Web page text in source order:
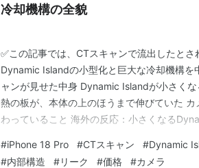
冷却機構の全貌
✅この記事では、CTスキャンで流出したとさ
Dynamic Islandの小型化と巨大な冷却機構
ャンが見せた中身 Dynamic Islandが小さく
熱の板が、本体の上のほうまで伸びていた
わっていること 海外の反応：小さくなる
ャンが見せたのは、内側の作り直し どうも
#iPhone 18 Pro #CTスキャン #Dynamic
#内部構造 #リーク #価格 #カメラ